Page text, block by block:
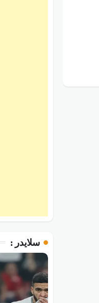
سلايدر :